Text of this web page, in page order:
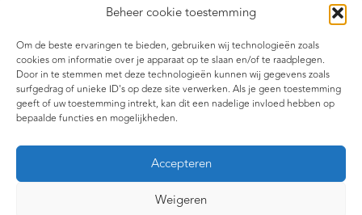
Beheer cookie toestemming
Om de beste ervaringen te bieden, gebruiken wij technologieën zoals
cookies om informatie over je apparaat op te slaan en/of te raadplegen.
Door in te stemmen met deze technologieën kunnen wij gegevens zoals
surfgedrag of unieke ID's op deze site verwerken. Als je geen toestemming
geeft of uw toestemming intrekt, kan dit een nadelige invloed hebben op
bepaalde functies en mogelijkheden.
Accepteren
Weigeren
by AVE Webdesign